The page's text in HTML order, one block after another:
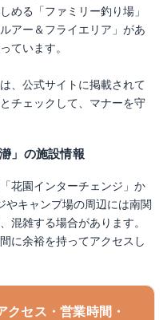
める「ファミリー釣り場」
アー＆フライエリア」があ
ています。
、公式サイトに掲載されて
チェックして、マナーを守
」の施設情報
花園インターチェンジ」か
やキャンプ場の周辺には南関
混雑する場合があります。
に余裕を持ってアクセスし
クセス・営業時間・